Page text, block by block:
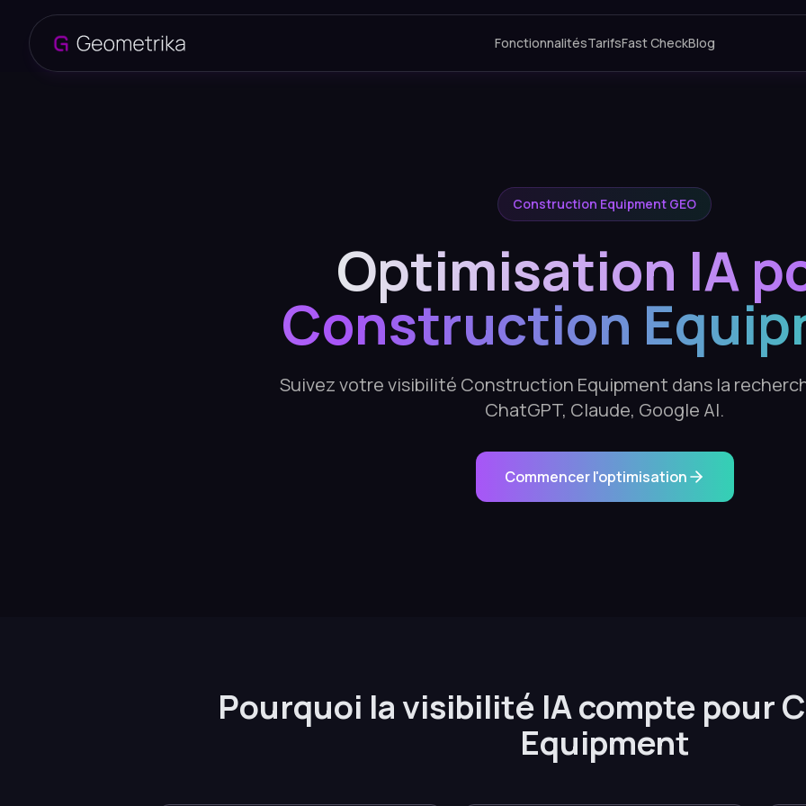
FonctionnalitésTarifsFast CheckBlog
Construction Equipment GEO
Optimisation IA
Construction
Suivez votre visibilité Construction Equipment dans la
ChatGPT, Claude, Google AI.
Commencer l'optimisation
Pourquoi la visibilité IA compte pour
Equipment